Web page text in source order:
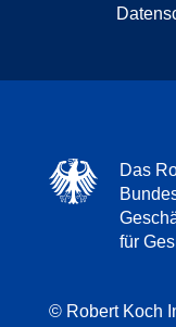
Das
für
© Robert Koch